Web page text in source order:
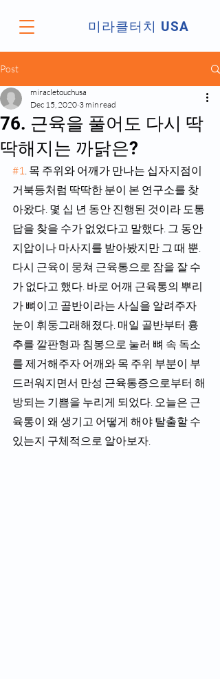
미라클터치 USA
Post
76. 근육을 풀어도 다시 딱
딱해지는 까닭은?
miracletouchusa
Dec 15, 2020 3 min read
#1. 목 주위와 어깨가 만나는 십자지점이
거북등처럼 딱딱한 분이 본 연구소를 찾
아왔다. 몇 십 년 동안 진행된 것이라 도통
답을 찾을 수가 없었다고 말했다. 그 동안
지압이나 마사지를 받아봤지만 그 때 뿐.
다시 근육이 뭉쳐 근육통으로 잠을 잘 수
가 없다고 했다. 바로 어깨 근육통의 뿌리
가 뼈이고 골반이라는 사실을 알려주자
눈이 휘둥그래해졌다. 매일 골반부터 흉
추를 깔판형과 침봉으로 눌러 뼈 속 독소
를 제거해주자 어깨와 목 주위 부분이 부
드러워지면서 만성 근육통증으로부터 해
방되는 기쁨을 누리게 되었다. 오늘은 근
육통이 왜 생기고 어떻게 해야 탈출할 수
있는지 구체적으로 알아보자.